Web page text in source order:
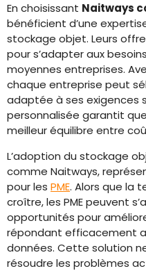
En choisissant Naitways
bénéficient d’une
stockage objet. Leurs
pour s’adapter aux
moyennes entreprises.
chaque entreprise peut
adaptée à ses exigences
personnalisée garantit
meilleur équilibre entre
L’adoption du stockage
comme Naitways,
pour les PME. Alors que la
croître, les PME peuvent
opportunités pour
répondant efficacement
données. Cette solution
résoudre les problèmes